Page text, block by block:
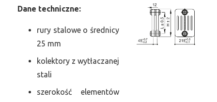
Dane techniczne:
rury stalowe o średnicy
25 mm
kolektory z wytłaczanej
stali
szerokość elementów